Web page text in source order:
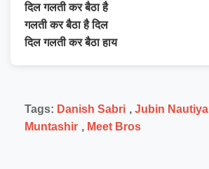
दिल गलती कर बैठा है
गलती कर बैठा है दिल
दिल गलती कर बैठा हाय
Tags: Danish Sabri , Jubin Nautiyal
Muntashir , Meet Bros